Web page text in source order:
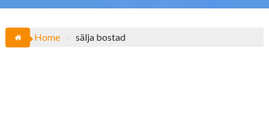
Home sälja bostad